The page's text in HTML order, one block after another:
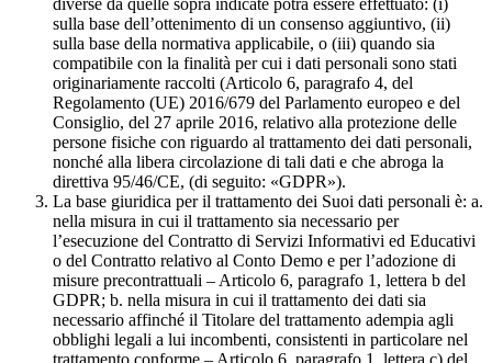
diverse da quelle sopra indicate potrà essere effettuato: (i)
sulla base dell’ottenimento di un consenso aggiuntivo, (ii)
sulla base della normativa applicabile, o (iii) quando sia
compatibile con la finalità per cui i dati personali sono stati
originariamente raccolti (Articolo 6, paragrafo 4, del
Regolamento (UE) 2016/679 del Parlamento europeo e del
Consiglio, del 27 aprile 2016, relativo alla protezione delle
persone fisiche con riguardo al trattamento dei dati personali,
nonché alla libera circolazione di tali dati e che abroga la
direttiva 95/46/CE, (di seguito: «GDPR»).
La base giuridica per il trattamento dei Suoi dati personali è: a.
nella misura in cui il trattamento sia necessario per
l’esecuzione del Contratto di Servizi Informativi ed Educativi
o del Contratto relativo al Conto Demo e per l’adozione di
misure precontrattuali – Articolo 6, paragrafo 1, lettera b del
GDPR; b. nella misura in cui il trattamento dei dati sia
necessario affinché il Titolare del trattamento adempia agli
obblighi legali a lui incombenti, consistenti in particolare nel
trattamento conforme – Articolo 6, paragrafo 1, lettera c) del